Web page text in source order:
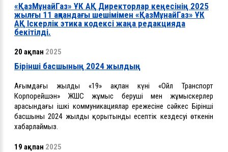
«ҚазМұнайГаз» ҰК АҚ Директорлар кеңесінің 2025
жылғы 11 ақпандағы шешімімен «ҚазМұнайГаз» ҰК
АҚ Іскерлік этика кодексі жаңа редакцияда
бекітілді.
20 ақпан 2025
Бірінші басшының 2024 жылдың
Ағымдағы жылдың «19» ақпан күні «Ойл Транспорт
Корпорейшэн» ЖШС жұмыс беруші мен жұмыскерлер
арасындағы ішкі коммуникациялар ережесіне сәйкес Бірінші
басшының 2024 жылдың қорытынды есептік кездесуі өткенін
хабарлаймыз.
19 ақпан 2025